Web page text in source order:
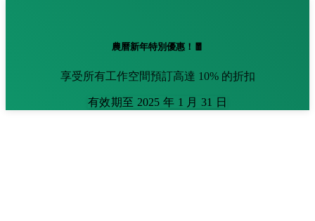
農曆新年特別優惠！🧧
享受所有工作空間預訂高達 10% 的折扣
有效期至 2025 年 1 月 31 日